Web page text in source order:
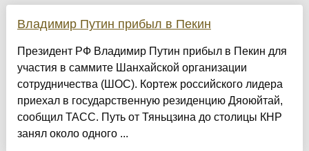
Владимир Путин прибыл в Пекин
Президент РФ Владимир Путин прибыл в Пекин для
участия в саммите Шанхайской организации
сотрудничества (ШОС). Кортеж российского лидера
приехал в государственную резиденцию Дяоюйтай,
сообщил ТАСС. Путь от Тяньцзина до столицы КНР
занял около одного ...